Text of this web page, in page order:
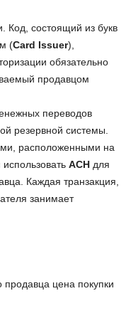
Код, состоящий из букв
(Сard Issuer),
обязательно
продавцом
переводов
резервной системы.
расположенными на
ACH для
Каждая транзакция,
занимает
цена покупки